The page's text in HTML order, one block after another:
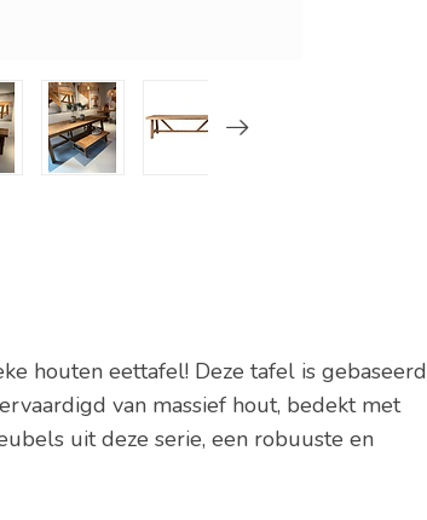
houten eettafel! Deze tafel is gebaseerd
van massief hout, bedekt met
uit deze serie, een robuuste en